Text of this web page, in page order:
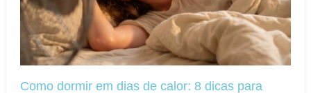
Como dormir em dias de calor: 8 dicas para